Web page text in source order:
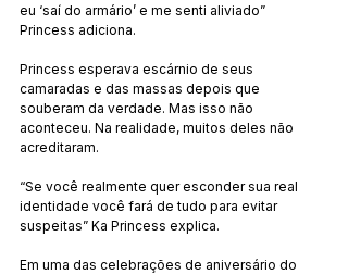
eu ‘saí do armário’ e me senti aliviado”
Princess adiciona.
Princess esperava escárnio de seus
camaradas e das massas depois que
souberam da verdade. Mas isso não
aconteceu. Na realidade, muitos deles não
acreditaram.
“Se você realmente quer esconder sua real
identidade você fará de tudo para evitar
suspeitas” Ka Princess explica.
Em uma das celebrações de aniversário do